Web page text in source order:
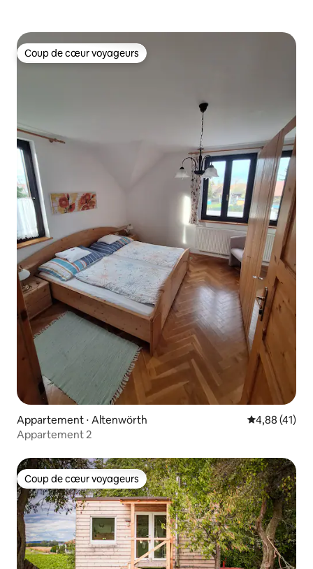
Coup de cœur voyageurs
Coup de cœur voyageurs
Appartement ⋅ Altenwörth Évaluation
4,88 (41)
Appartement 2
Coup de cœur voyageurs
Coup de cœur voyageurs